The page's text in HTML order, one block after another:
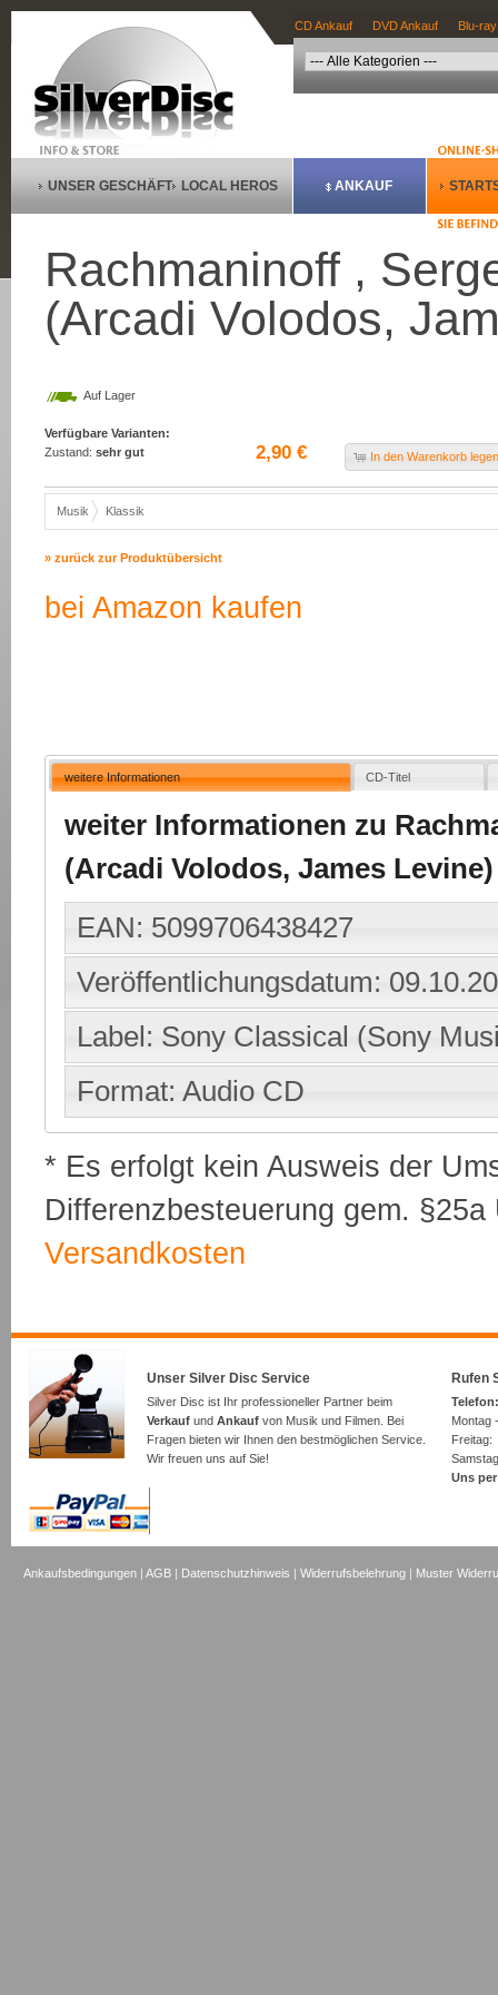
CD Ankauf DVD Ankauf Blu-
UNSER GESCHÄFT LOCAL HEROS ANKAUF
Rachmaninoff ,
(Arcadi Volodos,
Auf Lager
Verfügbare Varianten:
Zustand: sehr gut 2,90 € In den Warenkorb
Musik Klassik
» zurück zur Produktübersicht
bei Amazon kaufen
weitere Informationen CD-Titel
weiter Informationen zu
(Arcadi Volodos, James Levine)
EAN: 5099706438427
Veröffentlichungsdatum:
Label: Sony Classical (Sony
Format: Audio CD
* Es erfolgt kein Ausweis der
Differenzbesteuerung gem.
Versandkosten
Unser Silver Disc Service
Silver Disc ist Ihr professioneller Partner beim
Verkauf und Ankauf von Musik und Filmen. Bei
Fragen bieten wir Ihnen den bestmöglichen Service.
Wir freuen uns auf Sie!
Rufen
Montag
Uns
Ankaufsbedingungen |AGB | Datenschutzhinweis |Widerrufsbelehrung | Muster